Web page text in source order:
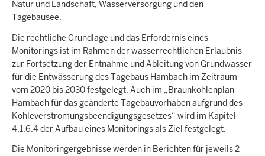
Natur und Landschaft, Wasserversorgung und den
Tagebausee.
Die rechtliche Grundlage und das Erfordernis eines
Monitorings ist im Rahmen der wasserrechtlichen Erlaubnis
zur Fortsetzung der Entnahme und Ableitung von Grundwasser
für die Entwässerung des Tagebaus Hambach im Zeitraum
vom 2020 bis 2030 festgelegt. Auch im „Braunkohlenplan
Hambach für das geänderte Tagebauvorhaben aufgrund des
Kohleverstromungsbeendigungsgesetzes“ wird im Kapitel
4.1.6.4 der Aufbau eines Monitorings als Ziel festgelegt.
Die Monitoringergebnisse werden in Berichten für jeweils 2